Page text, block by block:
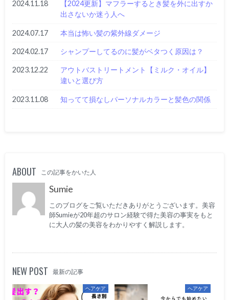
2024.11.18
【2024更新】マフラーするとき髪を外に出すか
出さないか迷う人へ
2024.07.17 本当は怖い髪の紫外線ダメージ
2024.02.17 シャンプーしてるのに髪がベタつく原因は？
2023.12.22
アウトバストリートメント【ミルク・オイル】
違いと選び方
2023.11.08 知ってて損なしパーソナルカラーと髪色の関係
ABOUT この記事をかいた人
Sumie
このブログをご覧いただきありがとうございます。美容
師Sumieが20年超のサロン経験で得た美容の事実をもと
に大人の髪の美容をわかりやすく解説します。
NEW POST 最新の記事
ヘアケア ヘアケア